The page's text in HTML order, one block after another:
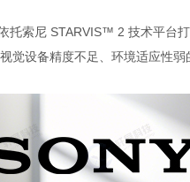
索尼 STARVIS™ 2 技术平台
觉设备精度不足、环境适应性